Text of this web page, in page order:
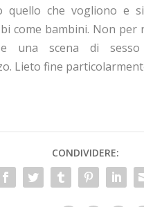
quello che vogliono e
come bambini. Non per
una scena di
Lieto fine
CONDIVIDERE: